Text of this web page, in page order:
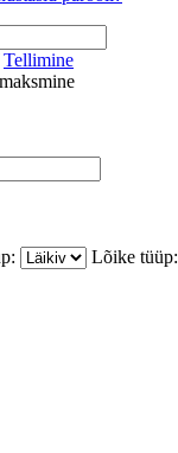
Tellimine
Lõike tüüp: